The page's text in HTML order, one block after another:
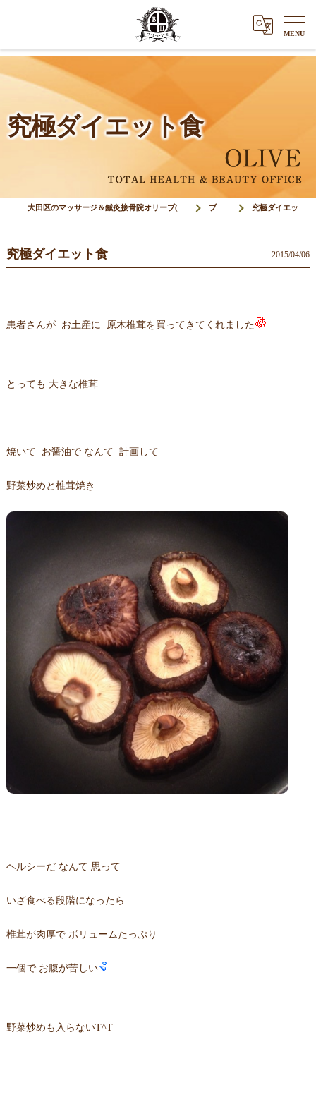
究極ダイエット食
大田区のマッサージ＆鍼灸接骨院オリーブ(Olive) ブログ 究極ダイエット食
究極ダイエット食 2015/04/06
患者さんが お土産に 原木椎茸を買ってきてくれました
とっても 大きな椎茸
焼いて お醤油で なんて 計画して
野菜炒めと椎茸焼き
ヘルシーだ なんて 思って
いざ食べる段階になったら
椎茸が肉厚で ボリュームたっぷり
一個で お腹が苦しい
野菜炒めも入らないT^T